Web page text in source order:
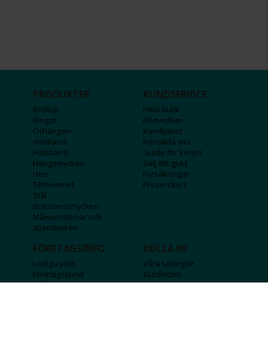
PRODUKTER
Bröllop
Ringar
Örhängen
Armband
Halsband
Hängsmycken
Herr
Till hemmet
Stål
Bokstavssmycken
Månadsstenar och
stjärntecken
KUNDSERVICE
Hitta butik
Bli medlem
Kundtjänst
Kontakta oss
Guide för kedjor
Sälj ditt guld
Försäkringar
Presentkort
FÖRETAGSINFO
Lediga jobb
Företagskund
Affiliateinformation
KOLLA IN
Våra tävlingar
Guldlotten
Graverbara produkter